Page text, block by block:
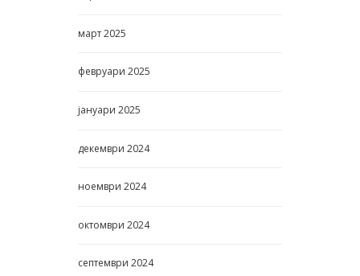
март2025
февруари 2025
јануари 2025
декември 2024
ноември 2024
октомври 2024
септември 2024